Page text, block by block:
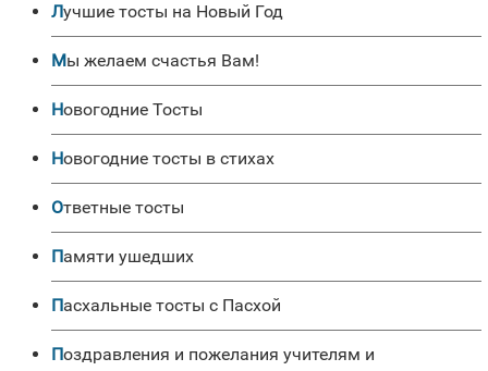
Лучшие тосты на Новый Год
Мы желаем счастья Вам!
Новогодние Тосты
Новогодние тосты в стихах
Ответные тосты
Памяти ушедших
Пасхальные тосты с Пасхой
Поздравления и пожелания учителям и